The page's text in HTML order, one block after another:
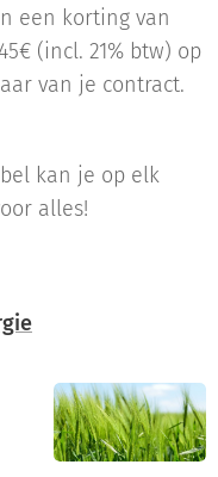
een korting van
(incl. 21% btw) op
van je contract.
kan je op elk
alles!